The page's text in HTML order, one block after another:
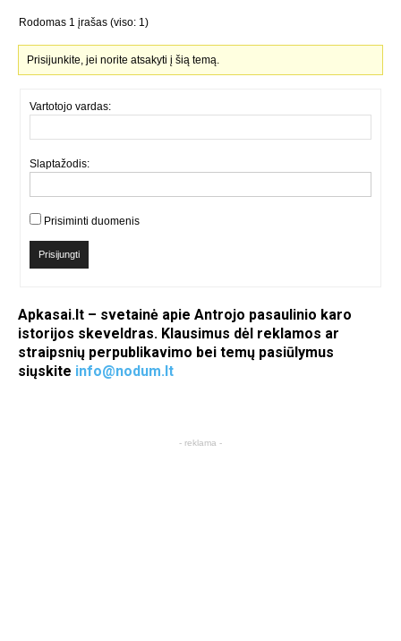
Rodomas 1 įrašas (viso: 1)
Prisijunkite, jei norite atsakyti į šią temą.
Vartotojo vardas:
Slaptažodis:
Prisiminti duomenis
Prisijungti
Apkasai.lt – svetainė apie Antrojo pasaulinio karo
istorijos skeveldras. Klausimus dėl reklamos ar
straipsnių perpublikavimo bei temų pasiūlymus
siųskite info@nodum.lt
- reklama -